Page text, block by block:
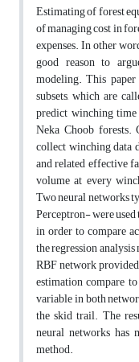
Estimating of forest
of managing cost in
expenses. In other
good reason to
modeling. This
subsets, which are
predict winching
Neka Choob
collect winching data
and related effective
volume at every
Two neural networks
Perceptron- were
in order to compare
the regression
RBF network
estimation compare
variable in both
the skid trail. The
neural networks has
method.